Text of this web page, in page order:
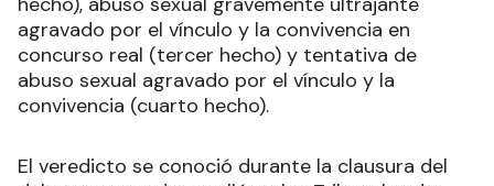
agravado por el vínculo y la convivencia en
concurso real (tercer hecho) y tentativa de
abuso sexual agravado por el vínculo y la
convivencia (cuarto hecho).
El veredicto se conoció durante la clausura del